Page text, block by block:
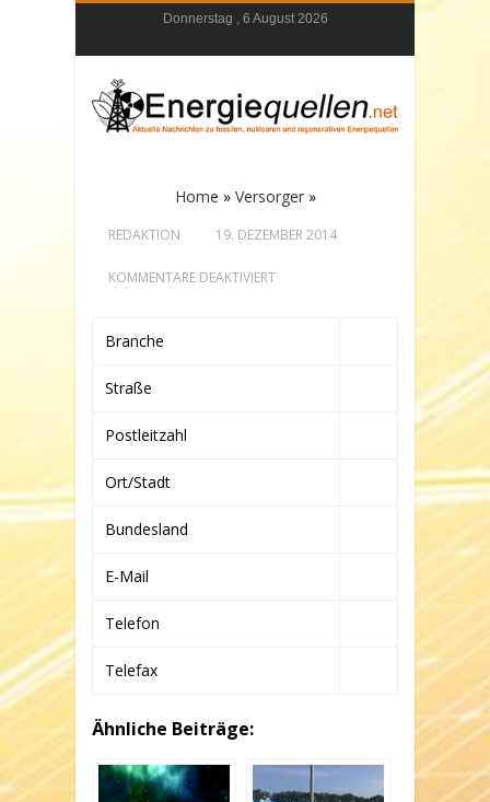
Donnerstag , 6 August 2026
Home » Versorger»
REDAKTION 19. DEZEMBER 2014
KOMMENTARE DEAKTIVIERTFÜR
Branche
Straße
Postleitzahl
Ort/Stadt
Bundesland
E-Mail
Telefon
Telefax
Ähnliche Beiträge: